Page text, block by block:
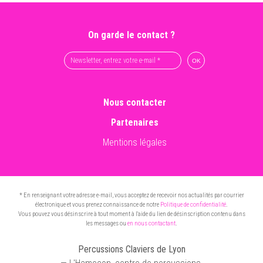
On garde le contact ?
Nous contacter
Partenaires
Mentions légales
* En renseignant votre adresse e-mail, vous acceptez de recevoir nos actualités par courrier
électronique et vous prenez connaissance de notre Politique de confidentialité.
Vous pouvez vous désinscrire à tout moment à l'aide du lien de désinscription contenu dans
les messages ou en nous contactant.
Percussions Claviers de Lyon